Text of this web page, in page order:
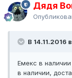
Дядя
В 14.11.2016
Емекс в наличии
в наличии,